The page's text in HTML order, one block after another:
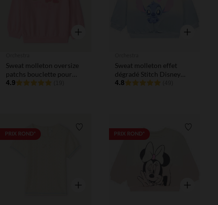
Aperçu rapide
Sweat molleton oversize
patchs bouclette pour
bébé fille
4.9
Aperçu
Sweat molleton effet
dégradé Stitch Disney
pour bébé fille
4.8
PRIX ROND* Liste de souhaits
Aperçu rapide
PRIX ROND*
Aperçu